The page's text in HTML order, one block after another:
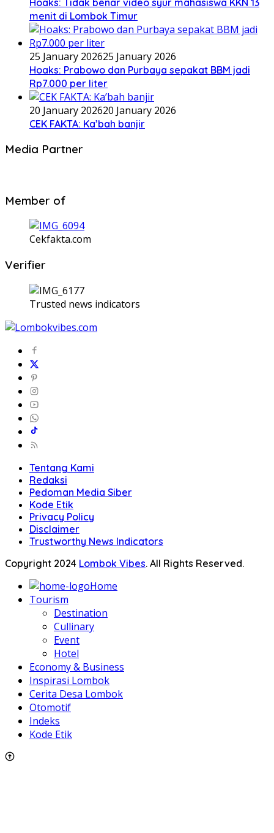
menit di Lombok Timur
25 January 202625 January 2026
Hoaks: Prabowo dan Purbaya sepakat BBM jadi
Rp7.000 per liter
20 January 202620 January 2026
CEK FAKTA: Ka’bah banjir
Media Partner
Member of
Cekfakta.com
Verifier
Trusted news indicators
Tentang Kami
Redaksi
Pedoman Media Siber
Kode Etik
Privacy Policy
Disclaimer
Trustworthy News Indicators
Copyright 2024 Lombok Vibes. All Rights Reserved.
Home
Tourism
Destination
Cullinary
Event
Hotel
Economy & Business
Inspirasi Lombok
Cerita Desa Lombok
Otomotif
Indeks
Kode Etik